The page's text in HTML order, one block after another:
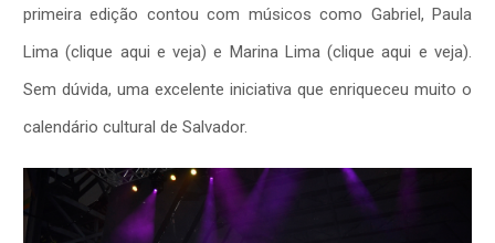
primeira edição contou com músicos como Gabriel, Paula
Lima (clique aqui e veja) e Marina Lima (clique aqui e veja).
Sem dúvida, uma excelente iniciativa que enriqueceu muito o
calendário cultural de Salvador.